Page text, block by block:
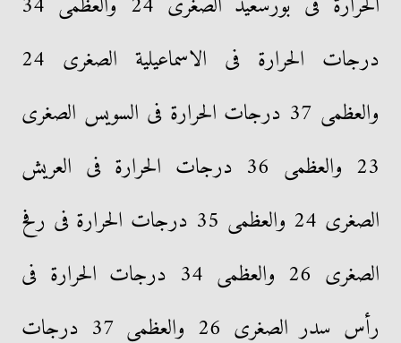
درجات الحرارة فى الاسماعيلية الصغرى 24
والعظمى 37 درجات الحرارة فى السويس الصغرى
23 والعظمى 36 درجات الحرارة فى العريش
الصغرى 24 والعظمى 35 درجات الحرارة فى رفح
الصغرى 26 والعظمى 34 درجات الحرارة فى
رأس سدر الصغرى 26 والعظمى 37 درجات